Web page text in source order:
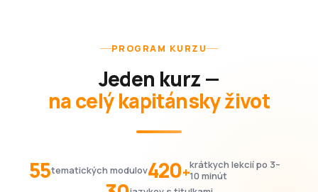
PROGRAM KURZU
Jeden kurz —
na celý kapitánsky život
55tematických modulov420+krátkych lekcií po 3–
10 minút